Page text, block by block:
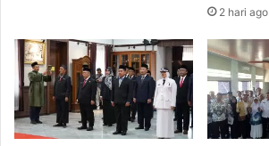
2 hari ago